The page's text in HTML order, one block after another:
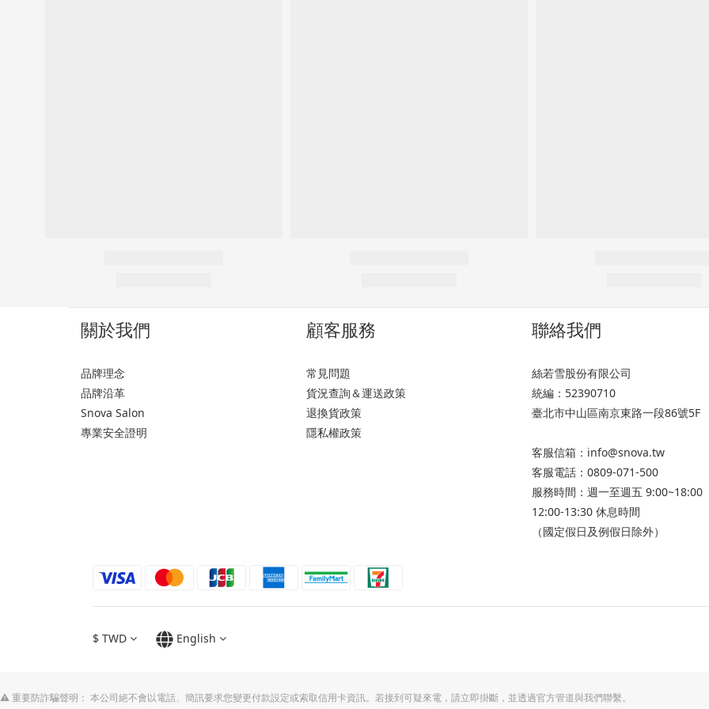
關於我們
品牌理念
品牌沿革
Snova Salon
專業安全證明
顧客服務
常見問題
貨況查詢＆運送政策
退換貨政策
隱私權政策
聯絡我們
絲若雪股份有限公司
統編：52390710
臺北市中山區南京東路一段86號5F
客服信箱：info@snova.tw
客服電話：0809-071-500
服務時間：週一至週五 9:00~18:00
12:00-13:30 休息時間
（國定假日及例假日除外）
$ TWD English
⚠️ 重要防詐騙聲明： 本公司絕不會以電話、簡訊要求您變更付款設定或索取信用卡資訊。若接到可疑來電，請立即掛斷，並透過官方管道與我們聯繫。